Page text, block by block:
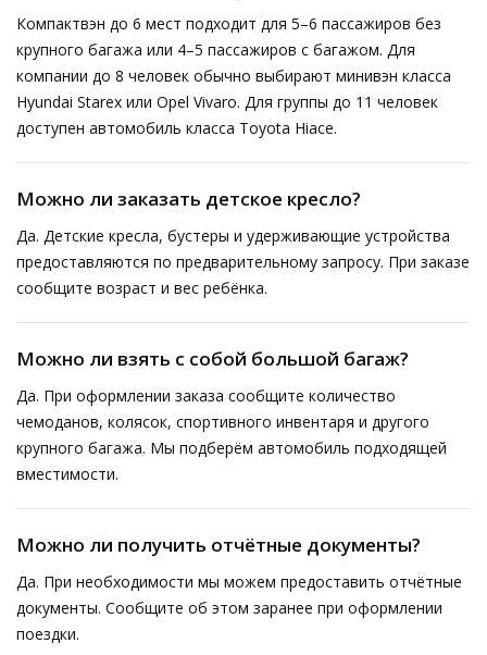
Компактвэн до 6 мест подходит для 5–6 пассажиров без
крупного багажа или 4–5 пассажиров с багажом. Для
компании до 8 человек обычно выбирают минивэн класса
Hyundai Starex или Opel Vivaro. Для группы до 11 человек
доступен автомобиль класса Toyota Hiace.
Можно ли заказать детское кресло?
Да. Детские кресла, бустеры и удерживающие устройства
предоставляются по предварительному запросу. При заказе
сообщите возраст и вес ребёнка.
Можно ли взять с собой большой багаж?
Да. При оформлении заказа сообщите количество
чемоданов, колясок, спортивного инвентаря и другого
крупного багажа. Мы подберём автомобиль подходящей
вместимости.
Можно ли получить отчётные документы?
Да. При необходимости мы можем предоставить отчётные
документы. Сообщите об этом заранее при оформлении
поездки.